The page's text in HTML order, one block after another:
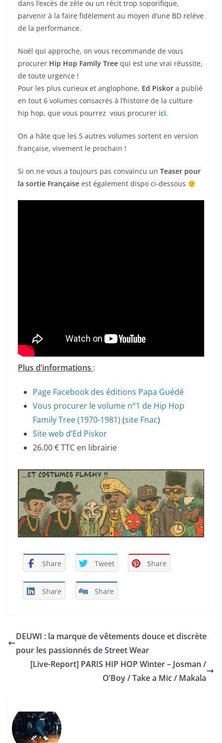
dans l’excès de zèle ou un récit trop soporifique,
parvenir à la faire fidèlement au moyen d’une BD relève
de la performance.
Noël qui approche, on vous recommande de vous
procurer Hip Hop Family Tree qui est une vrai réussite,
de toute urgence !
Pour les plus curieux et anglophone, Ed Piskor a publié
en tout 6 volumes consacrés à l’histoire de la culture
hip hop, que vous pourrez vous procurer ici.
On a hâte que les 5 autres volumes sortent en version
française, vivement le prochain !
Si on ne vous a toujours pas convaincu un Teaser pour
la sortie Française est également dispo ci-dessous
Plus d’informations :
Page Facebook des éditions Papa Guédé
Vous procurer le volume n°1 de Hip Hop
Family Tree (1970-1981) (site Fnac)
Site web d’Ed Piskor
26.00 € TTC en librairie
Share Tweet Share
Share Share
DEUWI : la marque de vêtements douce et discrète
pour les passionnés de Street Wear
[Live-Report] PARIS HIP HOP Winter – Josman /
O’Boy / Take a Mic / Makala